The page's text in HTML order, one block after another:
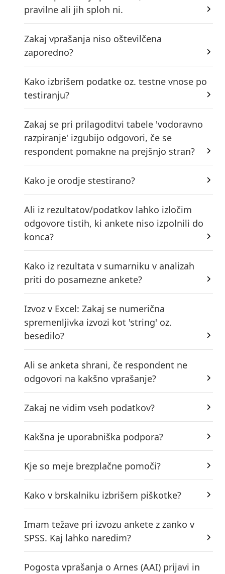
pravilne ali jih sploh ni.
Zakaj vprašanja niso oštevilčena
zaporedno?
Kako izbrišem podatke oz. testne vnose po
testiranju?
Zakaj se pri prilagoditvi tabele 'vodoravno
razpiranje' izgubijo odgovori, če se
respondent pomakne na prejšnjo stran?
Kako je orodje stestirano?
Ali iz rezultatov/podatkov lahko izločim
odgovore tistih, ki ankete niso izpolnili do
konca?
Kako iz rezultata v sumarniku v analizah
priti do posamezne ankete?
Izvoz v Excel: Zakaj se numerična
spremenljivka izvozi kot 'string' oz.
besedilo?
Ali se anketa shrani, če respondent ne
odgovori na kakšno vprašanje?
Zakaj ne vidim vseh podatkov?
Kakšna je uporabniška podpora?
Kje so meje brezplačne pomoči?
Kako v brskalniku izbrišem piškotke?
Imam težave pri izvozu ankete z zanko v
SPSS. Kaj lahko naredim?
Pogosta vprašanja o Arnes (AAI) prijavi in